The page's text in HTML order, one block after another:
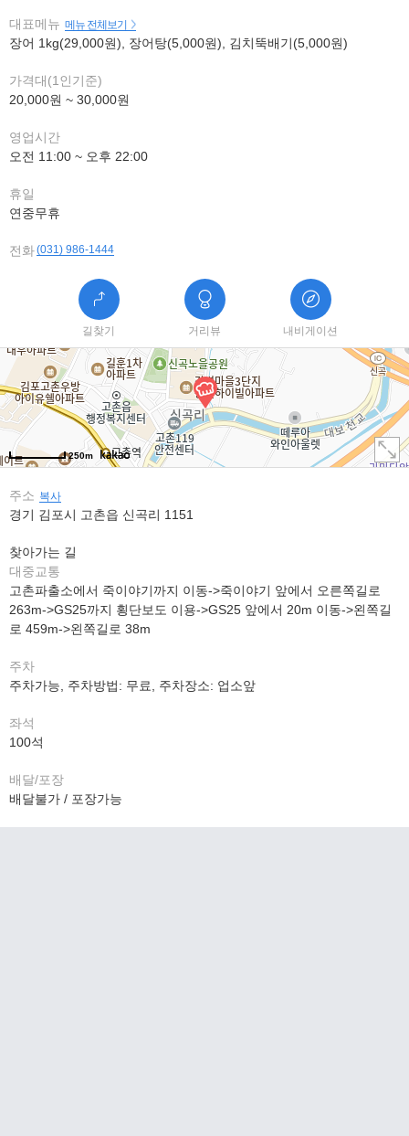
대표메뉴 메뉴 전체보기
장어 1kg(29,000원), 장어탕(5,000원), 김치뚝배기(5,000원)
가격대(1인기준)
20,000원 ~ 30,000원
영업시간
오전 11:00 ~ 오후 22:00
휴일
연중무휴
전화(031) 986-1444
길찾기 거리뷰 내비게이션
250m
주소 복사
경기 김포시 고촌읍 신곡리 1151
찾아가는 길
대중교통
고촌파출소에서 죽이야기까지 이동->죽이야기 앞에서 오른쪽길로
263m->GS25까지 횡단보도 이용->GS25 앞에서 20m 이동->왼쪽길
로 459m->왼쪽길로 38m
주차
주차가능, 주차방법: 무료, 주차장소: 업소앞
좌석
100석
배달/포장
배달불가 / 포장가능